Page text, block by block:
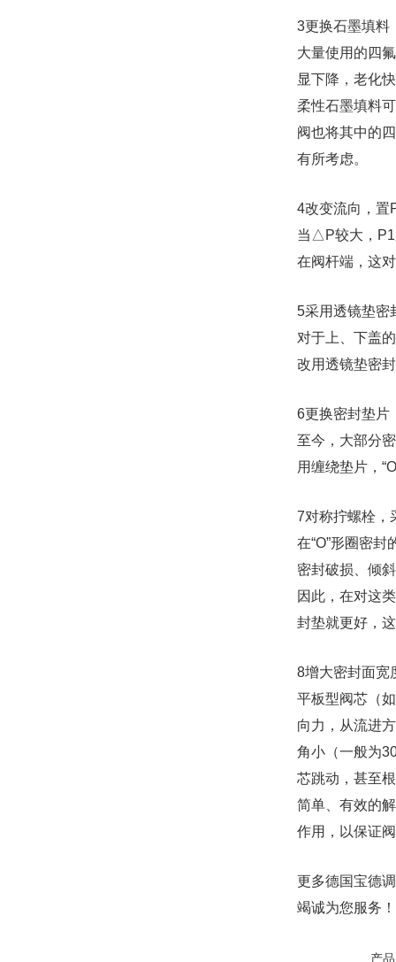
3更换石墨填料
大量使用的四
显下降，老化
柔性石墨填料
阀也将其中的
有所考虑。
4改变流向，置
当△P较大，P1
在阀杆端，这
5采用透镜垫密
对于上、下盖
改用透镜垫密
6更换密封垫片
至今，大部分
用缠绕垫片，
7对称拧螺栓，
在“O”形圈密
密封破损、倾
因此，在对这
封垫就更好，
8增大密封面宽
平板型阀芯（
向力，从流进
角小（一般为
芯跳动，甚至
简单、有效的
作用，以保证
更多德国宝德
竭诚为您服务！
产